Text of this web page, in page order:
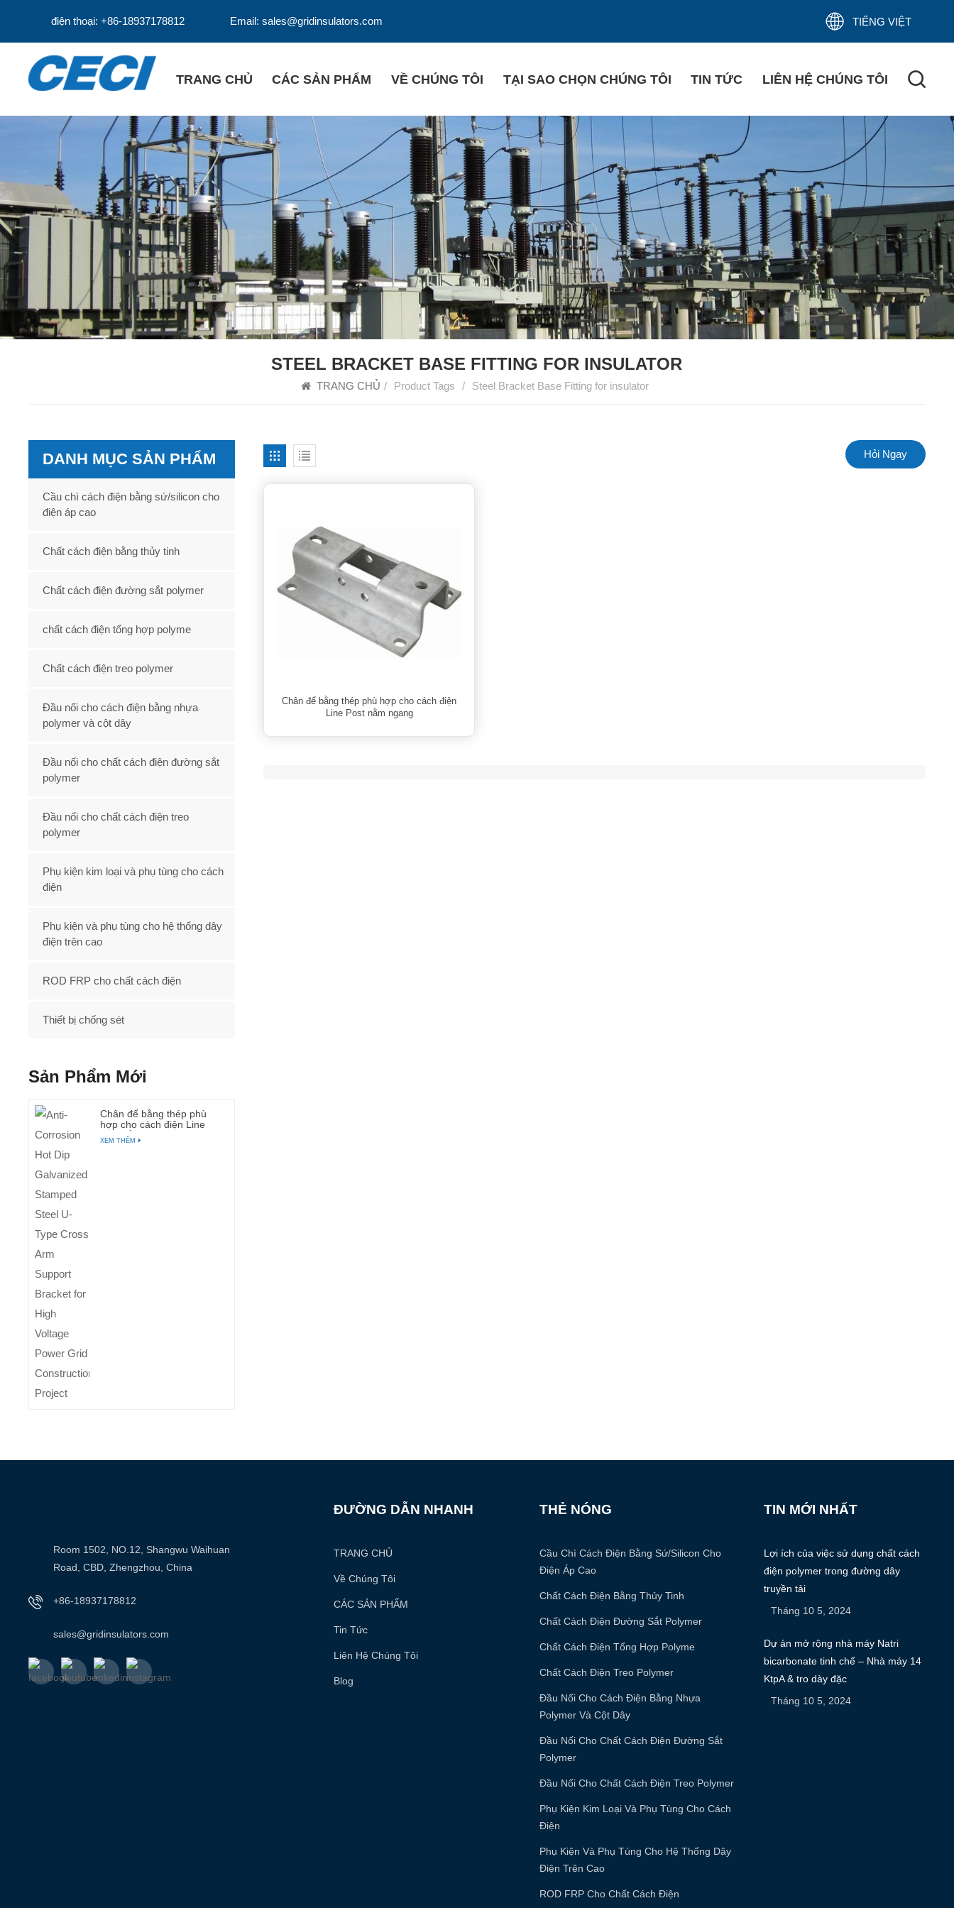
điện thoại: +86-18937178812 Email: sales@gridinsulators.com TIẾNG VIỆT
TRANG CHỦ CÁC SẢN PHẨM VỀ CHÚNG TÔI TẠI SAO CHỌN CHÚNG TÔI TIN TỨC LIÊN HỆ CHÚNG TÔI
STEEL BRACKET BASE FITTING FOR INSULATOR
TRANG CHỦ / Product Tags / Steel Bracket Base Fitting for insulator
Hỏi Ngay
Chân đế bằng thép phù hợp cho cách điện
Line Post nằm ngang
DANH MỤC SẢN PHẨM
Cầu chì cách điện bằng sứ/silicon cho
điện áp cao
Chất cách điện bằng thủy tinh
Chất cách điện đường sắt polymer
chất cách điện tổng hợp polyme
Chất cách điện treo polymer
Đầu nối cho cách điện bằng nhựa
polymer và cột dây
Đầu nối cho chất cách điện đường sắt
polymer
Đầu nối cho chất cách điện treo
polymer
Phụ kiện kim loại và phụ tùng cho cách
điện
Phụ kiện và phụ tùng cho hệ thống dây
điện trên cao
ROD FRP cho chất cách điện
Thiết bị chống sét
Sản Phẩm Mới
Chân đế bằng thép phù
hợp cho cách điện Line
Post nằm ngang
XEM THÊM
Room 1502, NO.12, Shangwu Waihuan
Road, CBD, Zhengzhou, China
+86-18937178812
sales@gridinsulators.com
ĐƯỜNG DẪN NHANH
TRANG CHỦ
Về Chúng Tôi
CÁC SẢN PHẨM
Tin Tức
Liên Hệ Chúng Tôi
Blog
THẺ NÓNG
Cầu Chì Cách Điện Bằng Sứ/silicon Cho
Điện Áp Cao
Chất Cách Điện Bằng Thủy Tinh
Chất Cách Điện Đường Sắt Polymer
Chất Cách Điện Tổng Hợp Polyme
Chất Cách Điện Treo Polymer
Đầu Nối Cho Cách Điện Bằng Nhựa
Polymer Và Cột Dây
Đầu Nối Cho Chất Cách Điện Đường Sắt
Polymer
Đầu Nối Cho Chất Cách Điện Treo Polymer
Phụ Kiện Kim Loại Và Phụ Tùng Cho Cách
Điện
Phụ Kiện Và Phụ Tùng Cho Hệ Thống Dây
Điện Trên Cao
ROD FRP Cho Chất Cách Điện
TIN MỚI NHẤT
Lợi ích của việc sử dụng chất cách
điện polymer trong đường dây
truyền tải
Tháng 10 5, 2024
Dự án mở rộng nhà máy Natri
bicarbonate tinh chế – Nhà máy 14
KtpA & tro dày đặc
Tháng 10 5, 2024